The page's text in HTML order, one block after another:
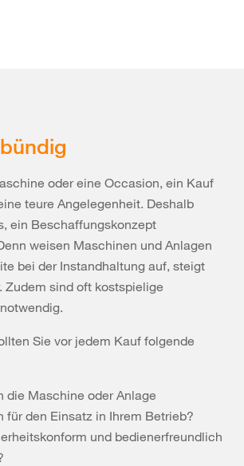
oder eine Occasion, ein Kauf
teure Angelegenheit. Deshalb
ein Beschaffungskonzept
weisen Maschinen und Anlagen
bei der Instandhaltung auf, steigt
Zudem sind oft kostspielige
Sie vor jedem Kauf folgende
die Maschine oder Anlage
für den Einsatz in Ihrem Betrieb?
und bedienerfreundlich